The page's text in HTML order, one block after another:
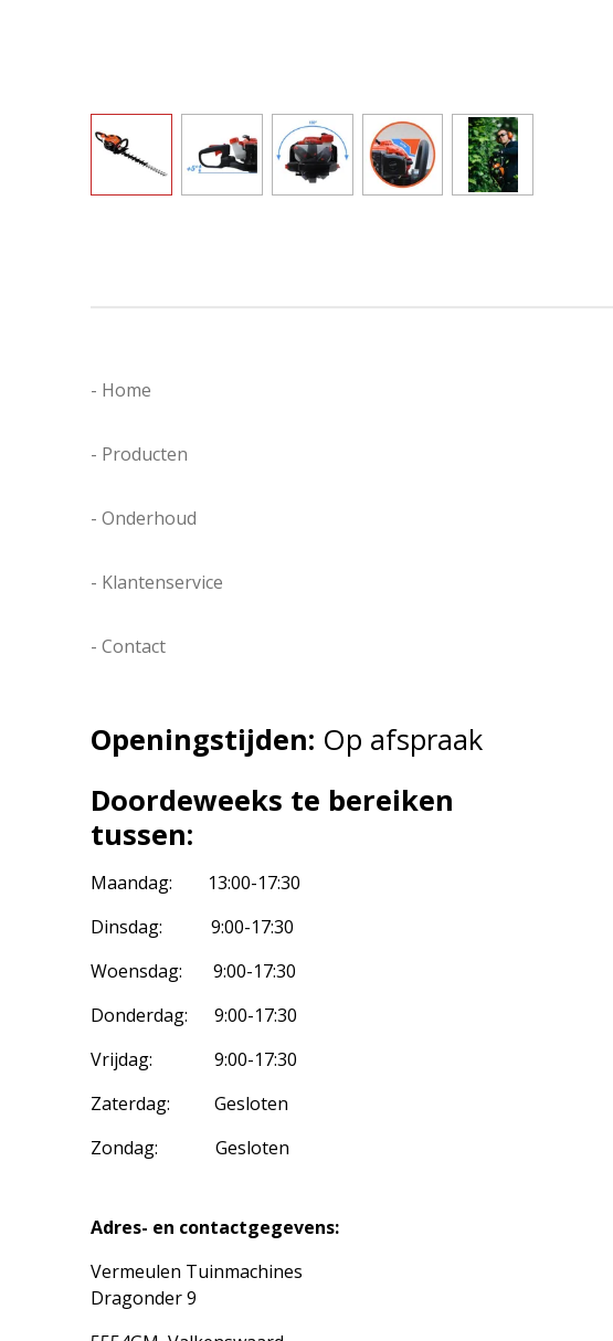
- Home
- Producten
- Onderhoud
- Klantenservice
- Contact
Openingstijden: Op afspraak
Doordeweeks te bereiken
tussen:
Maandag: 13:00-17:30
Dinsdag: 9:00-17:30
Woensdag: 9:00-17:30
Donderdag: 9:00-17:30
Vrijdag: 9:00-17:30
Zaterdag: Gesloten
Zondag: Gesloten
Adres- en contactgegevens:
Vermeulen Tuinmachines
Dragonder 9